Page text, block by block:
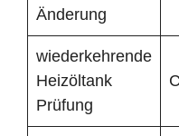
Änderung
wiederkehrende
Heizöltank
Prüfung